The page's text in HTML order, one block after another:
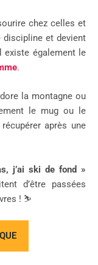
chez celles et
et devient
existe également le
.
la montagne ou
le mug ou le
après une
j’ai ski de fond »
d’être passées
! ⛷️